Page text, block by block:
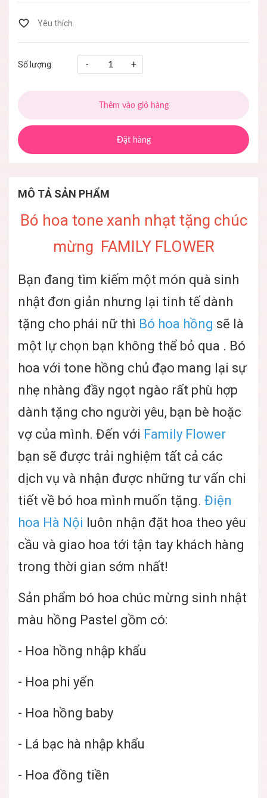
Số lượng: - +
Thêm vào giỏ hàng
Đặt hàng
MÔ TẢ SẢN PHẨM
Bó hoa tone xanh nhạt tặng chúc
mừng FAMILY FLOWER
Bạn đang tìm kiếm một món quà sinh
nhật đơn giản nhưng lại tinh tế dành
tặng cho phái nữ thì Bó hoa hồng sẽ là
một lự chọn bạn không thể bỏ qua . Bó
hoa với tone hồng chủ đạo mang lại sự
nhẹ nhàng đầy ngọt ngào rất phù hợp
dành tặng cho người yêu, bạn bè hoặc
vợ của mình. Đến với Family Flower
bạn sẽ được trải nghiệm tất cả các
dịch vụ và nhận được những tư vấn chi
tiết về bó hoa mình muốn tặng. Điện
hoa Hà Nội luôn nhận đặt hoa theo yêu
cầu và giao hoa tới tận tay khách hàng
trong thời gian sớm nhất!
Sản phẩm bó hoa chúc mừng sinh nhật
màu hồng Pastel gồm có:
- Hoa hồng nhập khẩu
- Hoa phi yến
- Hoa hồng baby
- Lá bạc hà nhập khẩu
- Hoa đồng tiền